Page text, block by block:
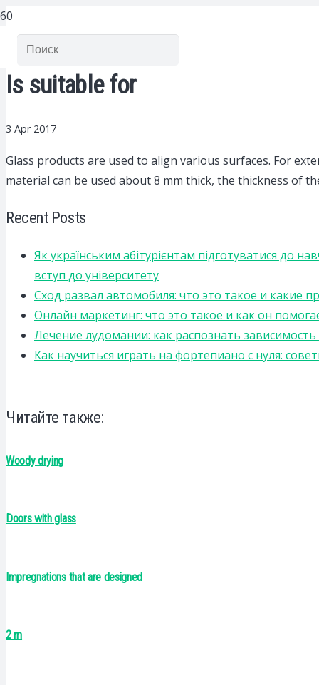
Is suitable for
3 Apr 2017
Glass products are used to align various surfaces. For
material can be used about 8 mm thick, the thickness of
Recent Posts
Як українським абітурієнтам підготуватися до
вступ до університету
Сход развал автомобиля: что это такое и какие
Онлайн маркетинг: что это такое и как он
Лечение лудомании: как распознать
Как научиться играть на фортепиано с нуля:
Читайте также:
Woody drying
Doors with glass
Impregnations that are designed
2 m